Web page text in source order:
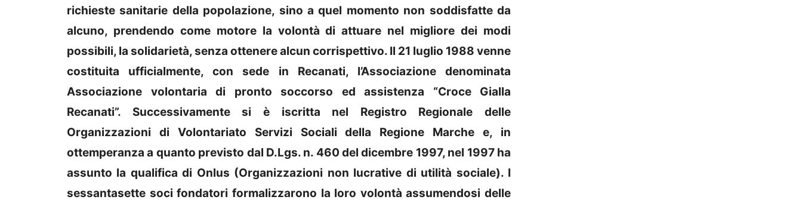
richieste sanitarie della popolazione, sino a quel momento non soddisfatte da
alcuno, prendendo come motore la volontà di attuare nel migliore dei modi
possibili, la solidarietà, senza ottenere alcun corrispettivo. Il 21 luglio 1988 venne
costituita ufficialmente, con sede in Recanati, l’Associazione denominata
Associazione volontaria di pronto soccorso ed assistenza “Croce Gialla
Recanati”. Successivamente si è iscritta nel Registro Regionale delle
Organizzazioni di Volontariato Servizi Sociali della Regione Marche e, in
ottemperanza a quanto previsto dal D.Lgs. n. 460 del dicembre 1997, nel 1997 ha
assunto la qualifica di Onlus (Organizzazioni non lucrative di utilità sociale). I
sessantasette soci fondatori formalizzarono la loro volontà assumendosi delle